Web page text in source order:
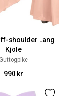
shoulder Lang
Kjole
Guttogpike
990 kr